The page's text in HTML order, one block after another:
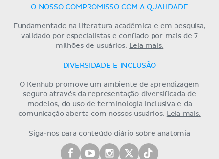
O NOSSO COMPROMISSO COM A QUALIDADE
Fundamentado na literatura acadêmica e em pesquisa,
validado por especialistas e confiado por mais de 7
milhões de usuários. Leia mais.
DIVERSIDADE E INCLUSÃO
O Kenhub promove um ambiente de aprendizagem
seguro através da representação diversificada de
modelos, do uso de terminologia inclusiva e da
comunicação aberta com nossos usuários. Leia mais.
Siga-nos para conteúdo diário sobre anatomia